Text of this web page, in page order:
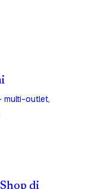
multi-outlet,
di